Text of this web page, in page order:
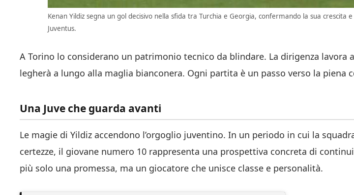
Kenan Yildiz segna un gol decisivo nella sfida tra Turchia e Georgia, confermando la sua crescita
Juventus.
A Torino lo considerano un patrimonio tecnico da blindare. La dirigenza lavora
legherà a lungo alla maglia bianconera. Ogni partita è un passo verso la piena
Una Juve che guarda avanti
Le magie di Yildiz accendono l’orgoglio juventino. In un periodo in cui la
certezze, il giovane numero 10 rappresenta una prospettiva concreta di
più solo una promessa, ma un giocatore che unisce classe e personalità.